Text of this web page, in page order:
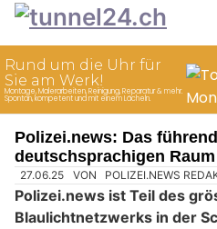
Polizei.news: Das
deutschsprachigen Raum
27.06.25 VON POLIZEI.NEWS
Polizei.news ist Teil des
Blaulichtnetzwerks in der